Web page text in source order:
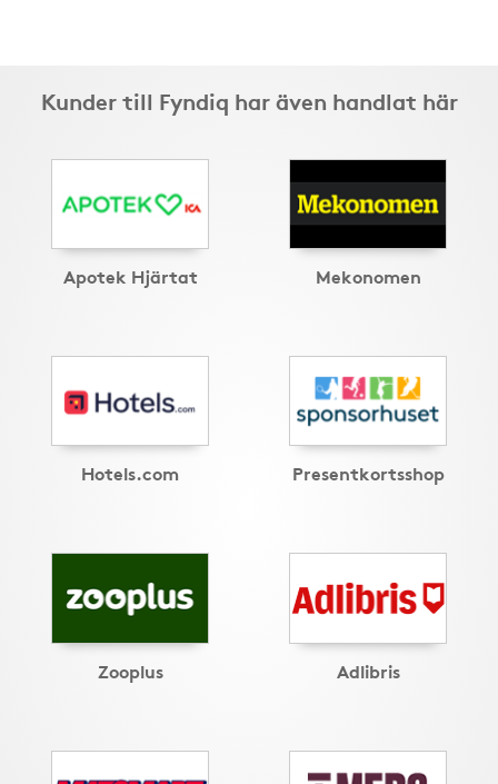
Kunder till Fyndiq har även handlat här
Apotek Hjärtat Mekonomen
Hotels.com Presentkortsshop
Zooplus Adlibris